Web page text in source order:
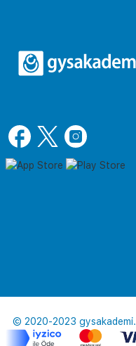
© 2020-2023